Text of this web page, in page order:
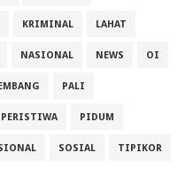
KRIMINAL LAHAT
NASIONAL NEWS OI
PALI
PERISTIWA PIDUM
SOSIAL TIPIKOR